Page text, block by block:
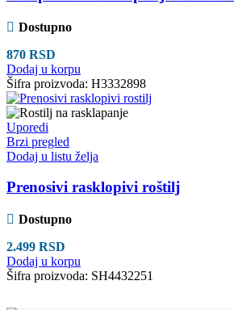
Dostupno
870 RSD
Dodaj u korpu
Šifra proizvoda: H3332898
Uporedi
Brzi pregled
Dodaj u listu želja
Prenosivi rasklopivi roštilj
Dostupno
2.499 RSD
Dodaj u korpu
Šifra proizvoda: SH4432251